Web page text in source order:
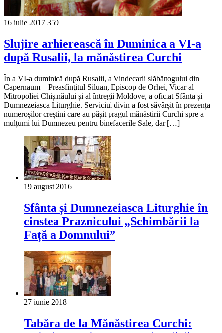
16 iulie 2017 359
Slujire arhierească în Duminica a VI-a
după Rusalii, la mănăstirea Curchi
În a VI-a duminică după Rusalii, a Vindecarii slăbănogului din
Capernaum – Preasfinţitul Siluan, Episcop de Orhei, Vicar al
Mitropoliei Chișinăului și al întregii Moldove, a oficiat Sfânta și
Dumnezeiasca Liturghie. Serviciul divin a fost săvârșit în prezența
numeroșilor creștini care au pășit pragul mănăstirii Curchi spre a
mulțumi lui Dumnezeu pentru binefacerile Sale, dar […]
19 august 2016
Sfânta și Dumnezeiasca Liturghie în
cinstea Praznicului „Schimbării la
Față a Domnului”
27 iunie 2018
Tabăra de la Mănăstirea Curchi: